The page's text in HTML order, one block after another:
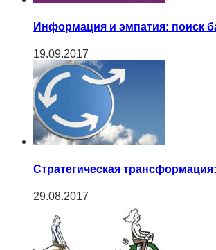
Информация и эмпатия: поиск
19.09.2017
Cтратегическая
29.08.2017